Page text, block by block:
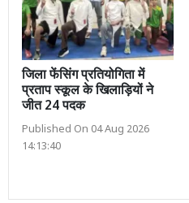
जिला फेंसिंग प्रतियोगिता में
प्रताप स्कूल के खिलाड़ियों ने
जीत 24 पदक
Published On 04 Aug 2026
14:13:40